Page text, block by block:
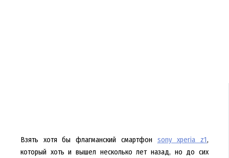
Взять хотя бы флагманский смартфон sony xperia z1,
который хоть и вышел несколько лет назад, но до сих